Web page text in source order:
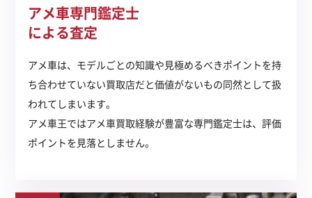
アメ車専門鑑定士
による査定
アメ車は、モデルごとの知識や見極めるべきポイントを持
ち合わせていない買取店だと価値がないもの同然として扱
われてしまいます。
アメ車王ではアメ車買取経験が豊富な専門鑑定士は、評価
ポイントを見落としません。